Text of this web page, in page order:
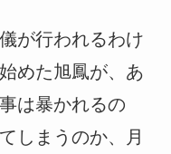
が行われるわけ
めた旭鳳が、あ
は暴かれるの
しまうのか、月